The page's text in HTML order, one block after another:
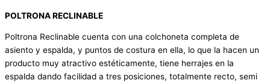
POLTRONA RECLINABLE
Poltrona Reclinable cuenta con una colchoneta completa de
asiento y espalda, y puntos de costura en ella, lo que la hacen un
producto muy atractivo estéticamente, tiene herrajes en la
espalda dando facilidad a tres posiciones, totalmente recto, semi